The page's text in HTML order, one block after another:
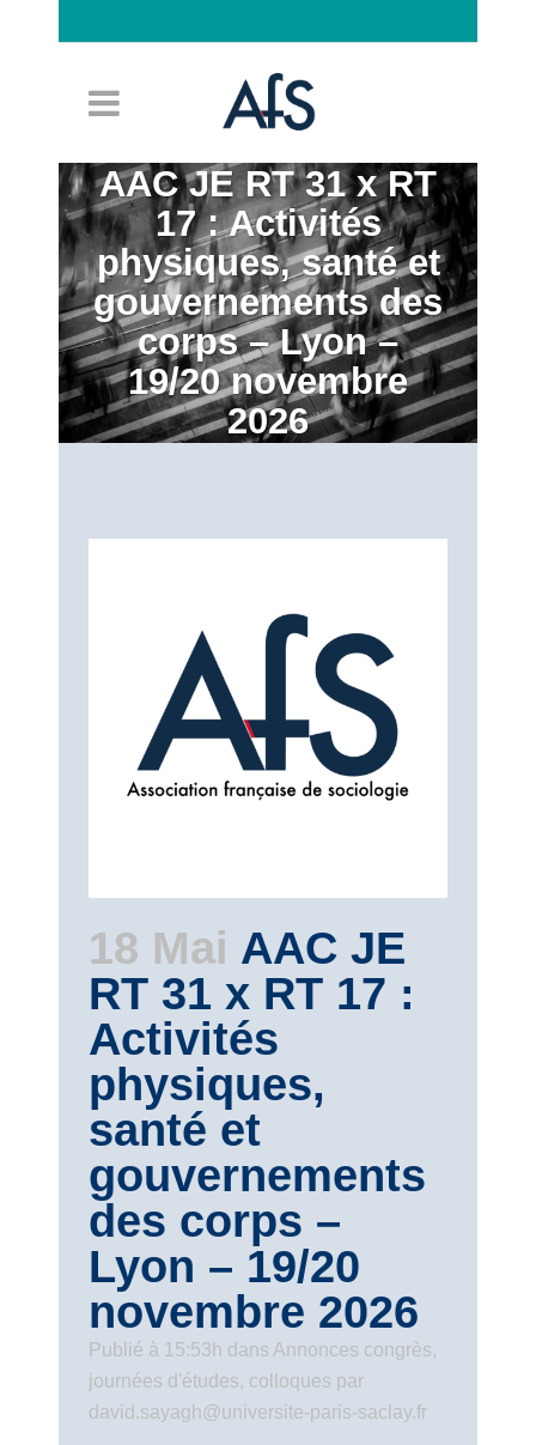
AAC JE RT 31 x RT
17 : Activités
physiques, santé et
gouvernements des
corps – Lyon –
19/20 novembre
2026
18 Mai AAC JE
RT 31 x RT 17 :
Activités
physiques,
santé et
gouvernements
des corps –
Lyon – 19/20
novembre 2026
Publié à 15:53h dans Annonces congrès,
journées d'études, colloques par
david.sayagh@universite-paris-saclay.fr